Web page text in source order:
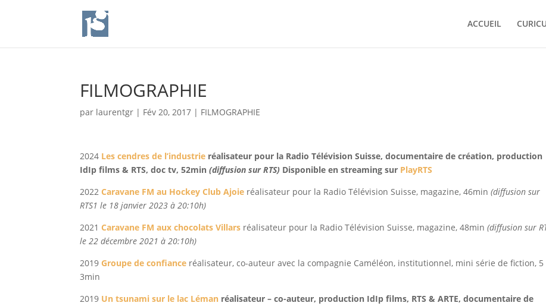
ACCUEIL
FILMOGRAPHIE
par laurentgr | Fév 20, 2017 | FILMOGRAPHIE
2024 Les cendres de l’industrie réalisateur pour la Radio Télévision Suisse, documentaire de création, production
IdIp films & RTS, doc tv, 52min(diffusion sur RTS) Disponible en streaming sur PlayRTS
2022Caravane FM au Hockey Club Ajoie réalisateur pour la Radio Télévision Suisse, magazine, 46min(diffusion sur
RTS1 le 18 janvier 2023 à 20:10h)
2021Caravane FM aux chocolats Villars réalisateur pour la Radio Télévision Suisse, magazine, 48min(diffusion sur
le 22 décembre 2021 à 20:10h)
2019Groupe de confiance réalisateur, co-auteur avec la compagnie Caméléon, institutionnel, mini série de fiction, 5
3min
2019 Un tsunami sur le lac Léman réalisateur – co-auteur, production IdIp films, RTS & ARTE, documentaire de